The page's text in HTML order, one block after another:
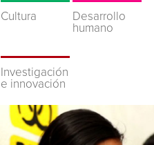
Cultura
Desarrollo
humano
Investigación
e innovación